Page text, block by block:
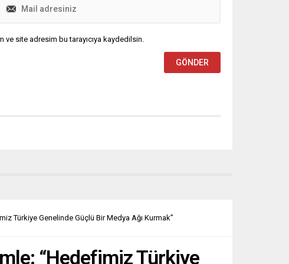
ve site adresim bu tarayıcıya kaydedilsin.
Türkiye Genelinde Güçlü Bir Medya Ağı Kurmak”
“Hedefimiz Türkiye